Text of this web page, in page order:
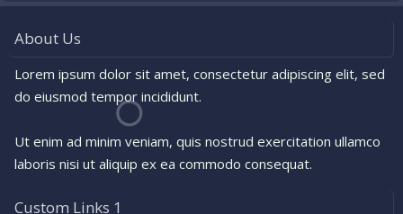
About Us
Lorem ipsum dolor sit amet, consectetur adipiscing elit, sed
do eiusmod tempor incididunt.
Ut enim ad minim veniam, quis nostrud exercitation ullamco
laboris nisi ut aliquip ex ea commodo consequat.
Custom Links 1